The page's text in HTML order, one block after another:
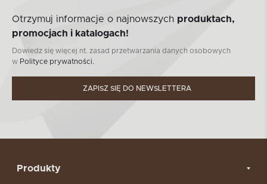
Otrzymuj informacje o najnowszych produktach,
promocjach i katalogach!
Dowiedz się więcej nt. zasad przetwarzania danych osobowych
w Polityce prywatności.
ZAPISZ SIĘ DO NEWSLETTERA
Produkty